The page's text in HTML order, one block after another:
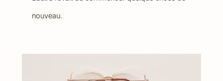
nouveau.